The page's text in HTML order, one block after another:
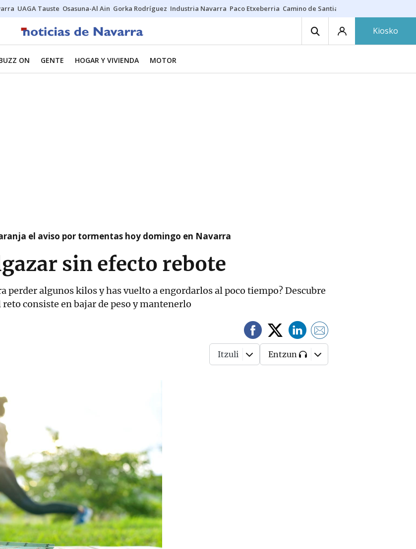
UAGA Tauste Osasuna-Al Ain Gorka Rodríguez Industria Navarra Paco Etxeberria Camino de Santiago
Kiosko
ON GENTE HOGAR Y VIVIENDA MOTOR
el aviso por tormentas hoy domingo en Navarra
sin efecto rebote
perder algunos kilos y has vuelto a engordarlos al poco tiempo? Descubre
consiste en bajar de peso y mantenerlo
Itzuli Entzun